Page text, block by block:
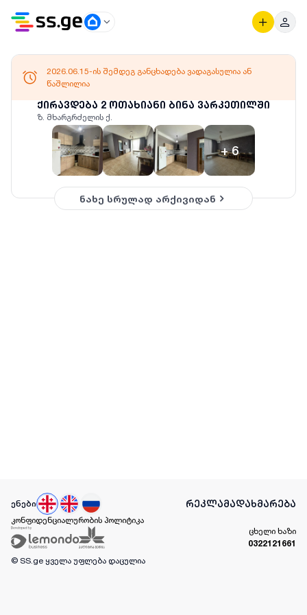
ქირავდება 2 ოთახიანი ბინა ვარკეთილში
ზ. მხარგრძელის ქ.
+6
2026.06.15-ის შემდეგ განცხადება ვადაგასულია ან
წაშლილია
ნახე სრულად არქივიდან
ენები რეკლამადახმარება
კონფიდენციალურობის პოლიტიკა
ცხელი ხაზი
0322121661
© SS.ge ყველა უფლება დაცულია